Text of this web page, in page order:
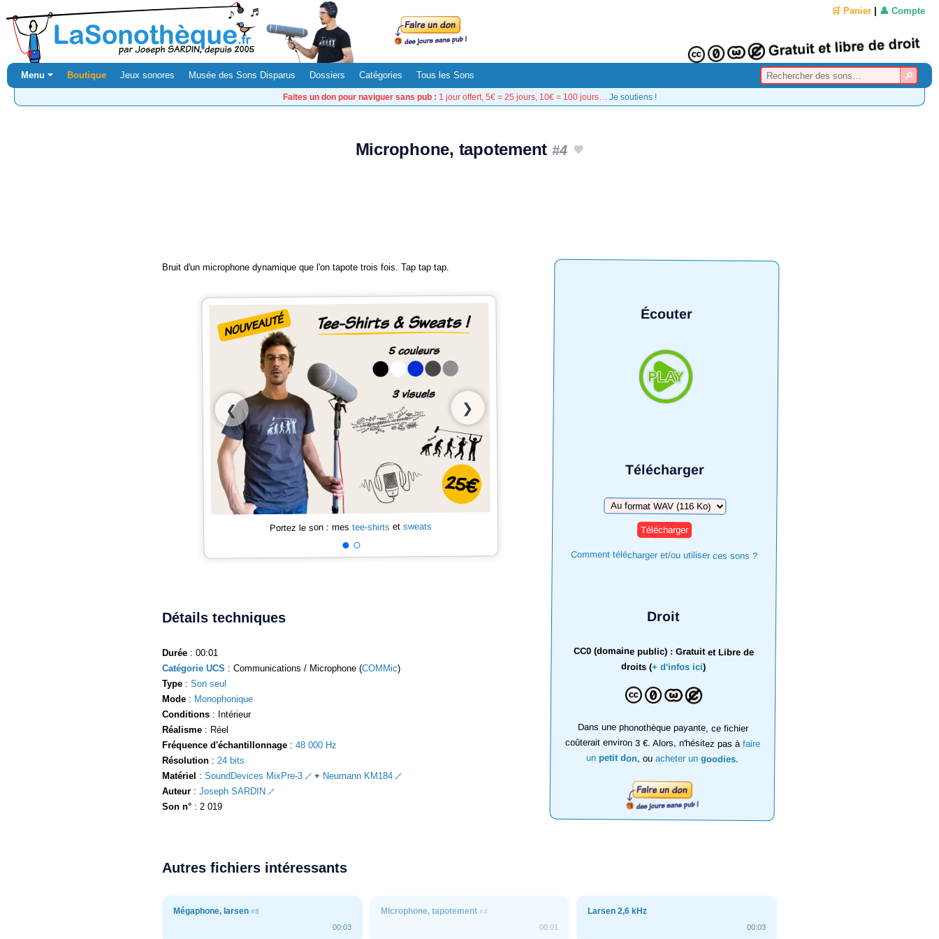
🛒 Panier 👤 Compte
Menu ⏷ Boutique Jeux sonores Musée des Sons Disparus Dossiers Catégories Tous les Sons
Faites un don pour naviguer sans pub : 1 jour offert, 5€ = 25 jours, 10€ = 100 jours… Je soutiens !
Microphone, tapotement #4
Écouter
Télécharger
Télécharger
Comment télécharger et/ou utiliser ces sons ?
Droit
CC0 (domaine public) : Gratuit et Libre de
droits (+ d'infos ici)
Dans une phonothèque payante, ce fichier
coûterait environ 3 €. Alors, n'hésitez pas àfaire
un petit don, ouacheter ungoodies.
Bruit d'un microphone dynamique que l'on tapote trois fois. Tap tap tap.
❮ ❯
Portez le son : mestee-shirts etsweats
Détails techniques
Durée : 00:01
Catégorie UCS : Communications / Microphone (COMMic)
Type : Son seul
Mode : Monophonique
Conditions : Intérieur
Réalisme : Réel
Fréquence d'échantillonnage : 48 000 Hz
Résolution : 24 bits
Matériel : SoundDevices MixPre-3 + Neumann KM184
Auteur : Joseph SARDIN
Son n° : 2 019
Autres fichiers intéressants
Mégaphone, larsen #5
00:03
Microphone, tapotement #4
00:01
Larsen 2,6 kHz
00:03